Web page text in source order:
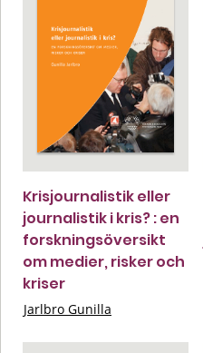
Krisjournalistik eller
journalistik i kris? : en
forskningsöversikt
om medier, risker och
kriser
Jarlbro Gunilla